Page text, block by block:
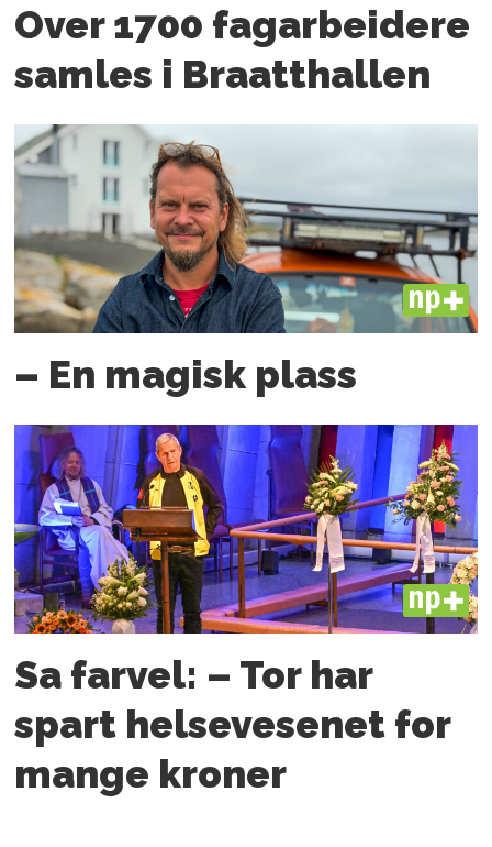
Over 1700 fagarbeidere
samles i Braatthallen
PLUS
– En magisk plass
PLUS
Sa farvel: – Tor har
spart helsevesenet for
mange kroner